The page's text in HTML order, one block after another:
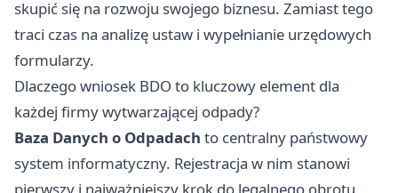
skupić się na rozwoju swojego biznesu. Zamiast tego
traci czas na analizę ustaw i wypełnianie urzędowych
formularzy.
Dlaczego wniosek BDO to kluczowy element dla
każdej firmy wytwarzającej odpady?
Baza Danych o Odpadach to centralny państwowy
system informatyczny. Rejestracja w nim stanowi